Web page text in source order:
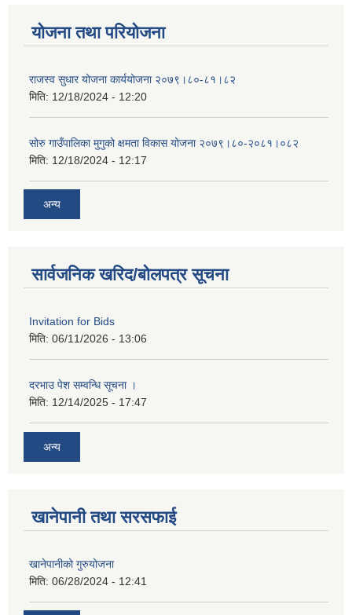
योजना तथा परियोजना
राजस्व सुधार योजना कार्ययोजना २०७९।८०-८१।८२
मिति: 12/18/2024 - 12:20
सोरु गाउँपालिका मुगुको क्षमता विकास योजना २०७९।८०-२०८१।०८२
मिति: 12/18/2024 - 12:17
अन्य
सार्वजनिक खरिद/बोलपत्र सूचना
Invitation for Bids
मिति: 06/11/2026 - 13:06
दरभाउ पेश सम्वन्धि सूचना ।
मिति: 12/14/2025 - 17:47
अन्य
खानेपानी तथा सरसफाई
खानेपानीको गुरुयोजना
मिति: 06/28/2024 - 12:41